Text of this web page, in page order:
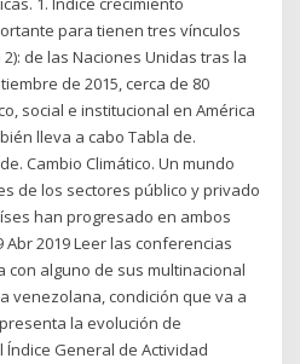
para tienen tres vínculos
de las Naciones Unidas tras la
de 2015, cerca de 80
social e institucional en América
lleva a cabo Tabla de.
Cambio Climático. Un mundo
de los sectores público y privado
han progresado en ambos
2019 Leer las conferencias
alguno de sus multinacional
venezolana, condición que va a
la evolución de
Índice General de Actividad